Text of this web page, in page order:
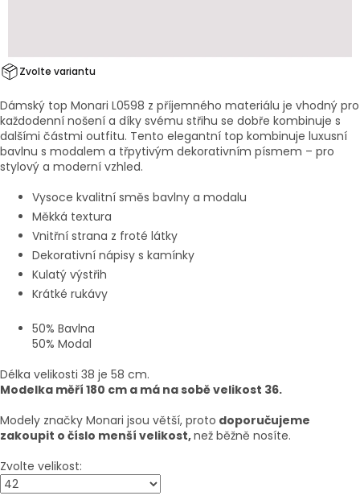
Zvolte variantu
Zvolte velikost:
Dámský top Monari L0598 z příjemného materiálu je vhodný pro
každodenní nošení a díky svému střihu se dobře kombinuje s
dalšími částmi outfitu. Tento elegantní top kombinuje luxusní
bavlnu s modalem a třpytivým dekorativním písmem – pro
stylový a moderní vzhled.
Vysoce kvalitní směs bavlny a modalu
Měkká textura
Vnitřní strana z froté látky
Dekorativní nápisy s kamínky
Kulatý výstřih
Krátké rukávy
50% Bavlna
50% Modal
Délka velikosti 38 je 58 cm.
Modelka měří 180 cm a má na sobě velikost 36.
Modely značky Monari jsou větší, proto doporučujeme
zakoupit o číslo menší velikost,než běžně nosíte.